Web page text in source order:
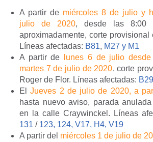
A partir de miércoles 8 de julio y
julio de 2020, desde las 8:00
aproximadamente, corte
Líneas afectadas: B81, M27 y M1
A partir de
lunes 6 de julio
martes 7 de julio de 2020, corte
Roger de Flor. Líneas afectadas:
ElJueves 2 de julio de 2020, a
hasta nuevo aviso, parada
en la calle Craywinckel. Líneas
131 /123, 124, V17, H4, V19
A partir del miércoles 1 de julio de